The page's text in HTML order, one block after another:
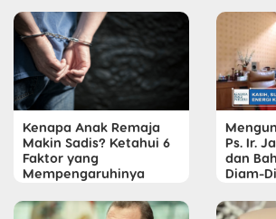
Kenapa Anak Remaja
Makin Sadis? Ketahui 6
Faktor yang
Mempengaruhinya
Ps. Ir.
dan
Diam-